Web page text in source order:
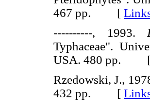
467 pp. [
----------, 1993.
Typhaceae".
USA. 480 pp.
Rzedowski, J.,
432 pp. [